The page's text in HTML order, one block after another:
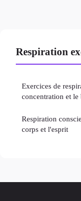
Respiration
Exercices de
concentration et le
Respiration
corps et l'esprit